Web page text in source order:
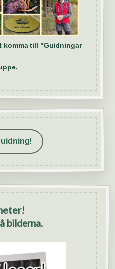
komma till "Guidningar
bilderna.